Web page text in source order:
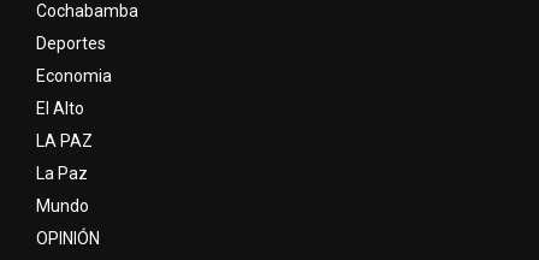
Cochabamba
Deportes
Economia
El Alto
LA PAZ
La Paz
Mundo
OPINIÓN